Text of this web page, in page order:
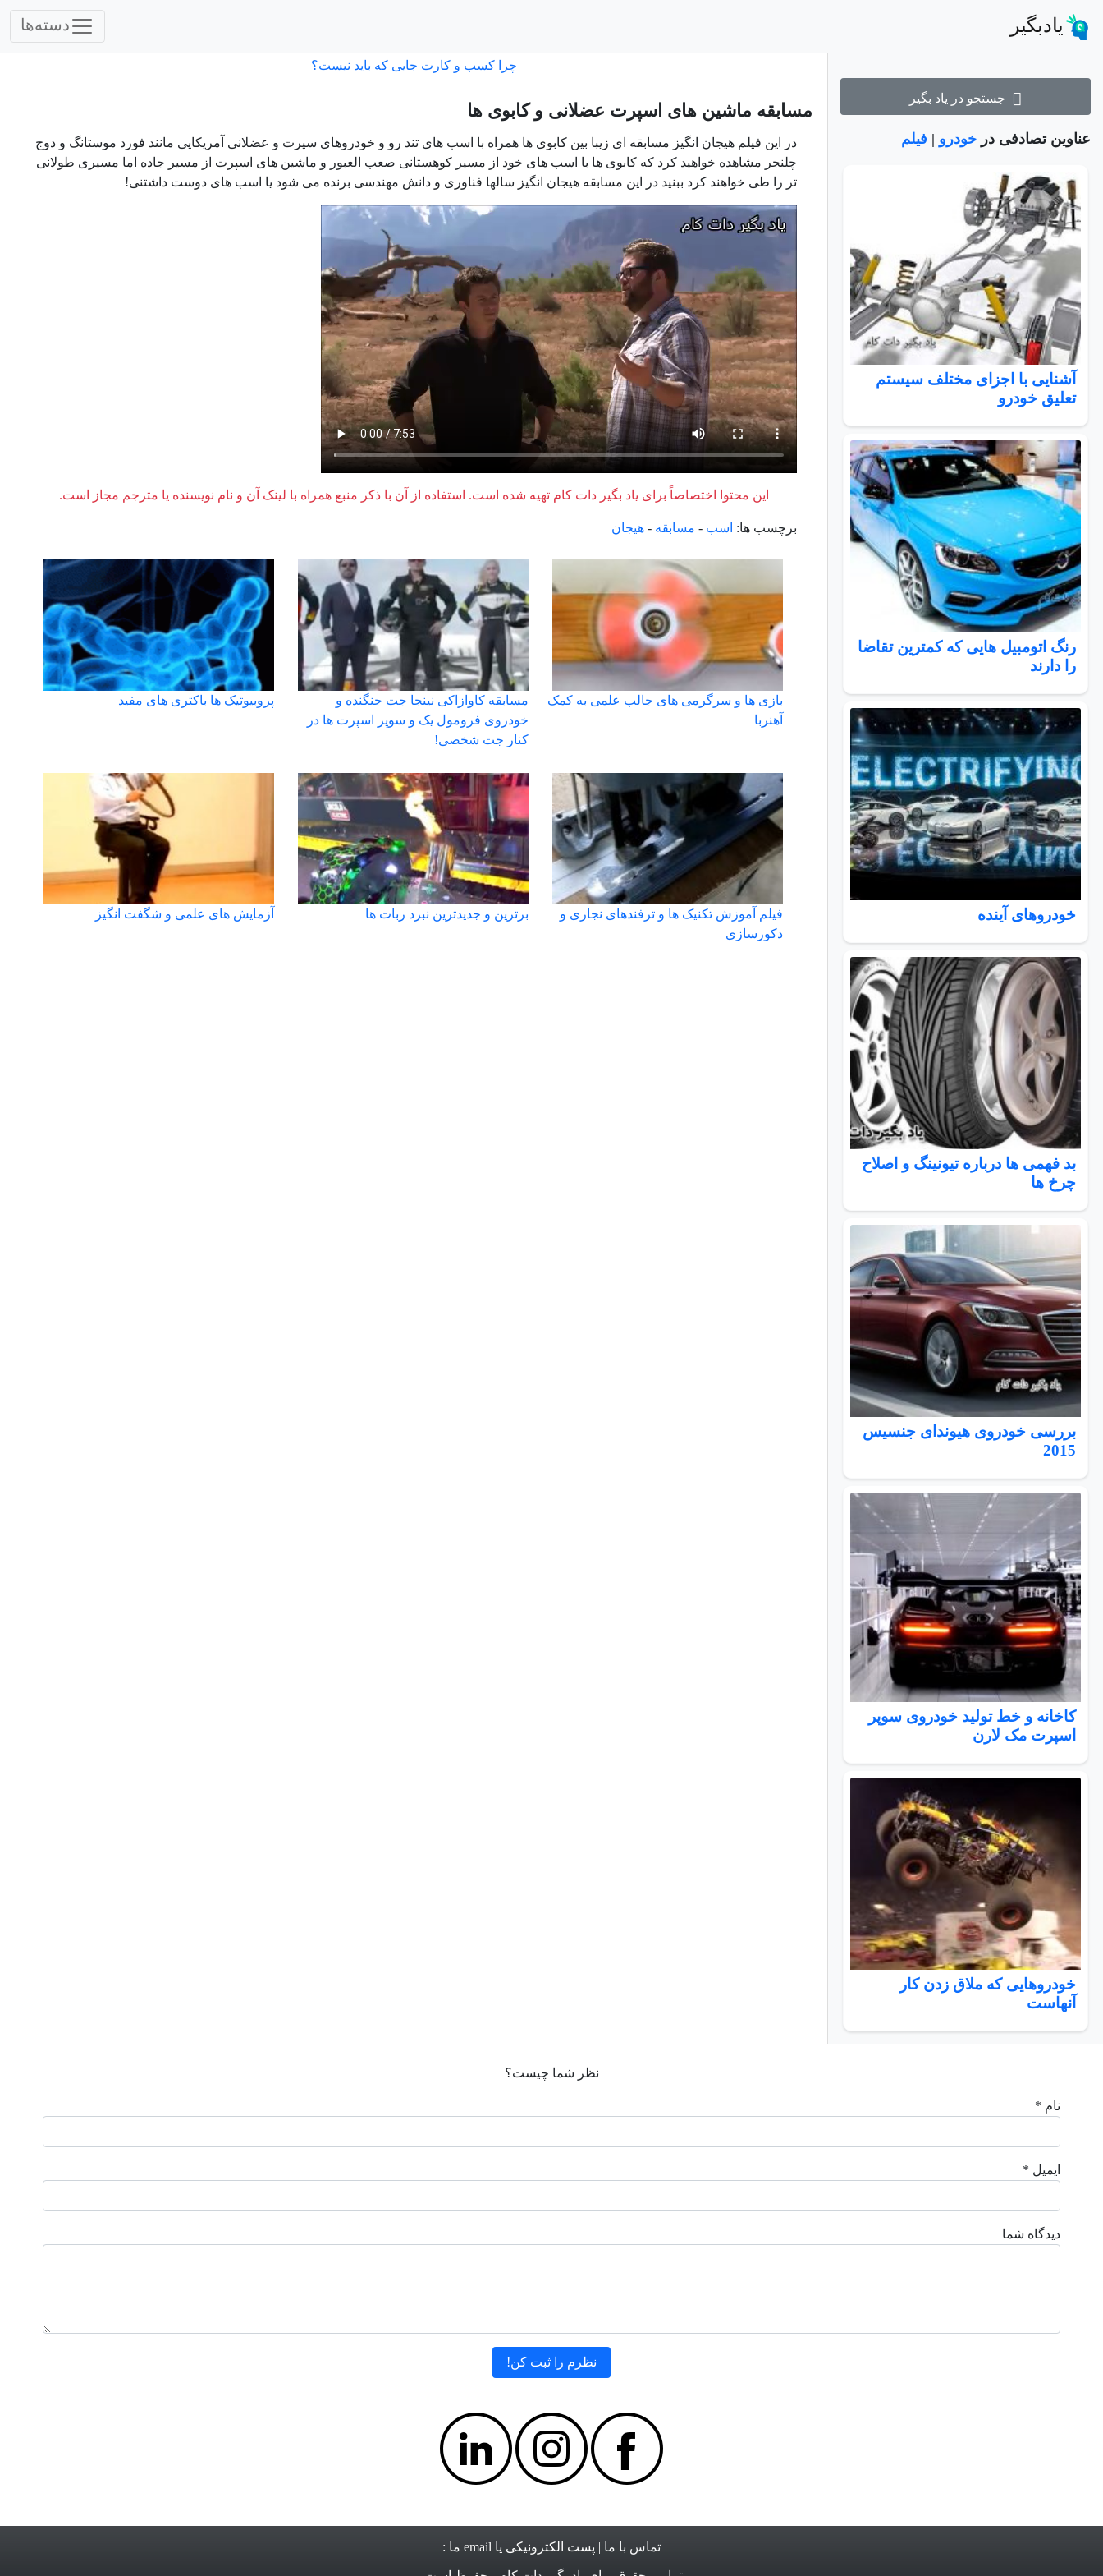
یادبگیر دسته‌ها
جستجو در یاد بگیر
عناوین تصادفی در خودرو | فیلم
آشنایی با اجزای مختلف سیستم
تعلیق خودرو
رنگ اتومبیل هایی که کمترین تقاضا
را دارند
خودروهای آینده
بد فهمی ها درباره تیونینگ و اصلاح
چرخ ها
بررسی خودروی هیوندای جنسیس
2015
کاخانه و خط تولید خودروی سوپر
اسپرت مک لارن
خودروهایی که ملاق زدن کار
آنهاست
چرا کسب و کارت جایی که باید نیست؟
مسابقه ماشین های اسپرت عضلانی و کابوی ها
در این فیلم هیجان انگیز مسابقه ای زیبا بین کابوی ها همراه با اسب های تند رو و خودروهای سپرت و عضلانی آمریکایی مانند فورد موستانگ و دوج
چلنجر مشاهده خواهید کرد که کابوی ها با اسب های خود از مسیر کوهستانی صعب العبور و ماشین های اسپرت از مسیر جاده اما مسیری طولانی
تر را طی خواهند کرد ببنید در این مسابقه هیجان انگیز سالها فناوری و دانش مهندسی برنده می شود یا اسب های دوست داشتنی!
این محتوا اختصاصاً برای یاد بگیر دات کام تهیه شده است. استفاده از آن با ذکر منبع همراه با لینک آن و نام نویسنده یا مترجم مجاز است.
برچسب ها: اسب - مسابقه - هیجان
بازی ها و سرگرمی های جالب علمی به کمک
آهنربا
مسابقه کاوازاکی نینجا جت جنگنده و
خودروی فرومول یک و سوپر اسپرت ها در
کنار جت شخصی!
پروبیوتیک ها باکتری های مفید
فیلم آموزش تکنیک ها و ترفندهای نجاری و
دکورسازی
برترین و جدیدترین نبرد ربات ها آزمایش های علمی و شگفت انگیز
نظر شما چیست؟
نام *
ایمیل *
دیدگاه شما
تماس با ما | پست الکترونیکی یا email ما :